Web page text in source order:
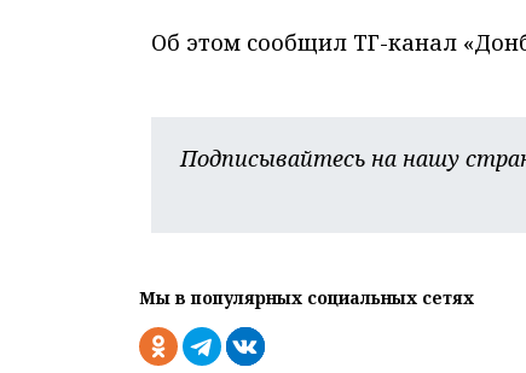
Об этом сообщил ТГ-канал
Подписывайтесь на нашу
Мы в популярных социальных сетях